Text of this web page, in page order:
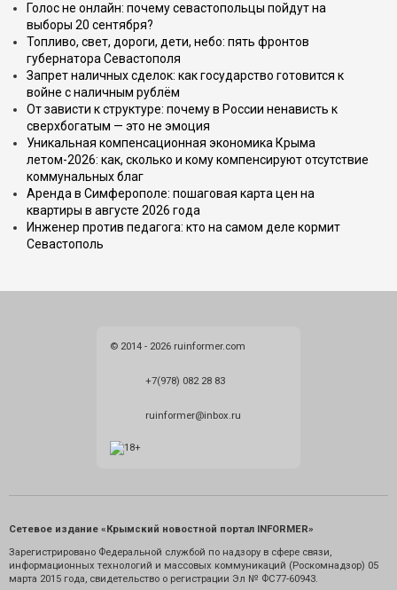
Голос не онлайн: почему севастопольцы пойдут на
выборы 20 сентября?
Топливо, свет, дороги, дети, небо: пять фронтов
губернатора Севастополя
Запрет наличных сделок: как государство готовится к
войне с наличным рублём
От зависти к структуре: почему в России ненависть к
сверхбогатым — это не эмоция
Уникальная компенсационная экономика Крыма
летом-2026: как, сколько и кому компенсируют отсутствие
коммунальных благ
Аренда в Симферополе: пошаговая карта цен на
квартиры в августе 2026 года
Инженер против педагога: кто на самом деле кормит
Севастополь
© 2014 - 2026 ruinformer.com
+7(978) 082 28 83
ruinformer@inbox.ru
Сетевое издание «Крымский новостной портал INFORMER»
Зарегистрировано Федеральной службой по надзору в сфере связи,
информационных технологий и массовых коммуникаций (Роскомнадзор) 05
марта 2015 года, свидетельство о регистрации Эл № ФС77-60943.